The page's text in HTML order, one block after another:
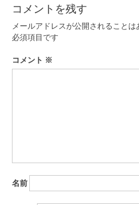
ー
シ
ョ
ン
コメントを残す
メールアドレスが公開されることは
必須項目です
コメント ※
名前